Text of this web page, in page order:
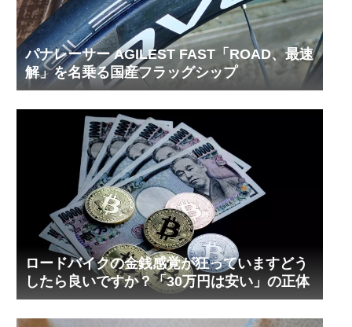
パナレーサー AGILEST FAST「ROAD、最速
解」を名乗る国産フラッグシップ
ロードバイクの金銭感覚が狂っていますどう
したら良いですか？「30万円は安い」の正体